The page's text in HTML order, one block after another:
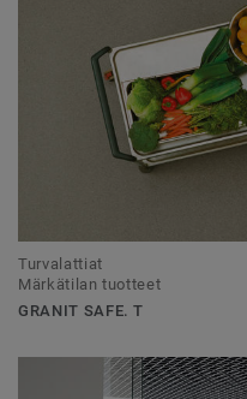
Turvalattiat
Märkätilan tuotteet
GRANIT SAFE. T